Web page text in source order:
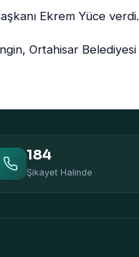
Ekrem Yüce verdi.
Ortahisar Belediyesi
184
Şikayet Halinde